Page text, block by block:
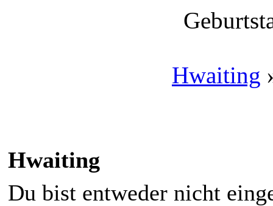
Hwaiting
Hwaiting
Du bist entweder nicht